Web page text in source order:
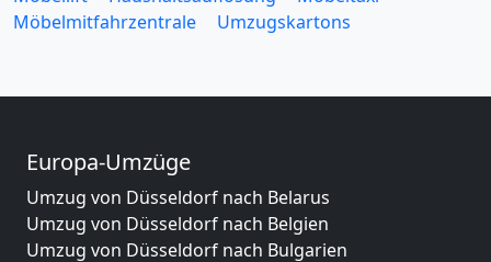
Möbelmitfahrzentrale
Umzugskartons
Europa-Umzüge
Umzug von Düsseldorf nach Belarus
Umzug von Düsseldorf nach Belgien
Umzug von Düsseldorf nach Bulgarien